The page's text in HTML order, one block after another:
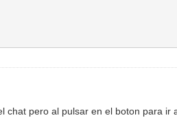
pero al pulsar en el boton para ir